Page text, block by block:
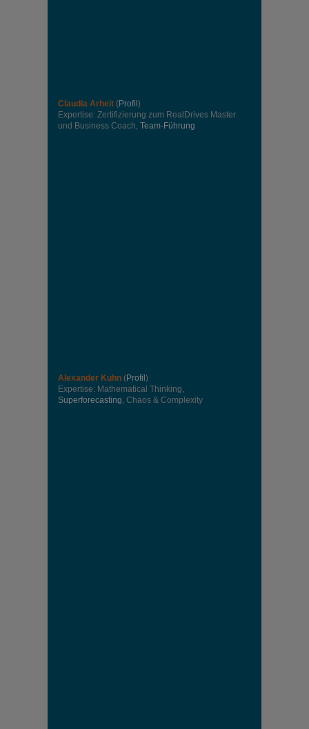
Claudia Arheit (Profil )
Expertise: Zertifizierung zum RealDrives Master
und Business Coach, Team-Führung
Alexander Kuhn (Profil )
Expertise: Mathematical Thinking,
Superforecasting, Chaos & Complexity